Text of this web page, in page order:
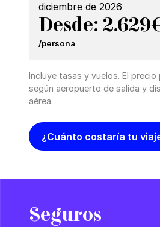
diciembre de 2026
Desde:
/persona
Incluye tasas y vuelos. El precio
según aeropuerto de salida y
aérea.
¿Cuánto costaría tu
Seguros